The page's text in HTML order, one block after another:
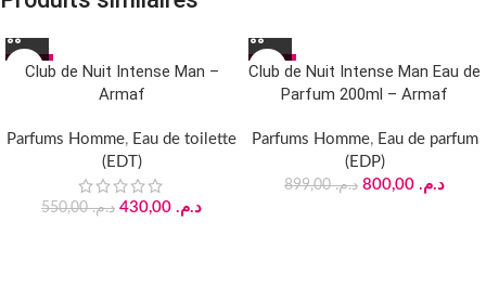
-22%
Club de Nuit Intense Man –
Armaf
Parfums Homme, Eau de toilette
(EDT)
د.م.550,00 د.م.
-11%
Club de Nuit Intense Man Eau de
Parfum 200ml – Armaf
Parfums Homme, Eau de parfum
(EDP)
د.م.899,00 د.م.